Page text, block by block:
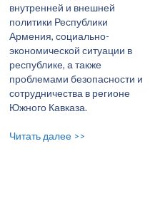
внутренней и внешней
политики Республики
Армения, социально-
экономической ситуации в
республике, а также
проблемами безопасности и
сотрудничества в регионе
Южного Кавказа.
Читать далее >>